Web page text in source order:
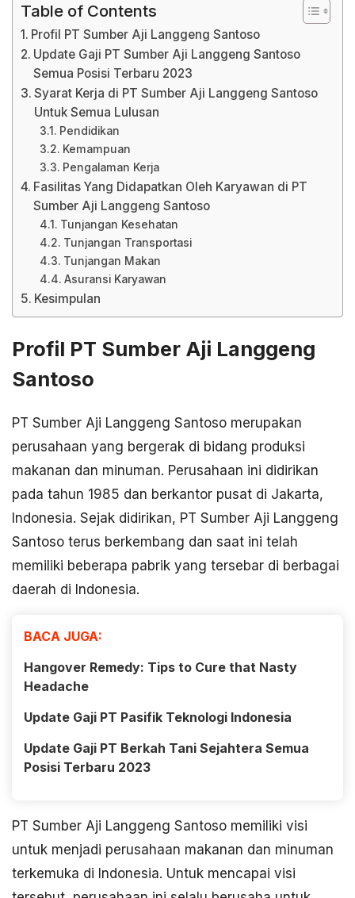
Table of Contents
Profil PT Sumber Aji Langgeng Santoso
Update Gaji PT Sumber Aji Langgeng Santoso
Semua Posisi Terbaru 2023
Syarat Kerja di PT Sumber Aji Langgeng Santoso
Untuk Semua Lulusan
Pendidikan
Kemampuan
Pengalaman Kerja
Fasilitas Yang Didapatkan Oleh Karyawan di PT
Sumber Aji Langgeng Santoso
Tunjangan Kesehatan
Tunjangan Transportasi
Tunjangan Makan
Asuransi Karyawan
Kesimpulan
Profil PT Sumber Aji Langgeng
Santoso
PT Sumber Aji Langgeng Santoso merupakan
perusahaan yang bergerak di bidang produksi
makanan dan minuman. Perusahaan ini didirikan
pada tahun 1985 dan berkantor pusat di Jakarta,
Indonesia. Sejak didirikan, PT Sumber Aji Langgeng
Santoso terus berkembang dan saat ini telah
memiliki beberapa pabrik yang tersebar di berbagai
daerah di Indonesia.
BACA JUGA:
Hangover Remedy: Tips to Cure that Nasty
Headache
Update Gaji PT Pasifik Teknologi Indonesia
Update Gaji PT Berkah Tani Sejahtera Semua
Posisi Terbaru 2023
PT Sumber Aji Langgeng Santoso memiliki visi
untuk menjadi perusahaan makanan dan minuman
terkemuka di Indonesia. Untuk mencapai visi